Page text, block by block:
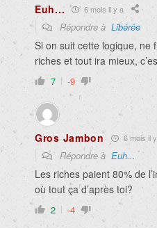
Euh... 6 mois il y a
Répondre à Libérée
Si on suit cette logique, ne
riches et tout ira mieux,
7 -9
Gros Jambon 6 mois il
Répondre à Euh...
Les riches paient 80% de
où tout ça d’après toi?
2 -4